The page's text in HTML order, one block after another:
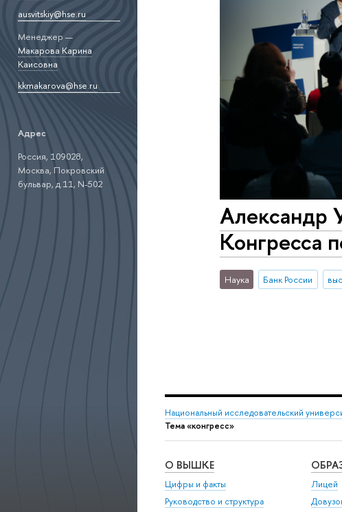
ausvitskiy@hse.ru
Менеджер —
Макарова Карина
Каисовна
kkmakarova@hse.ru
Адрес
Россия, 109028,
Москва, Покровский
бульвар, д.11, N-502
Александр
Конгресса
Наука Банк России
Национальный исследовательский
Тема «конгресс»
О ВЫШКЕ
Цифры и факты
Руководство и структура
Лицей